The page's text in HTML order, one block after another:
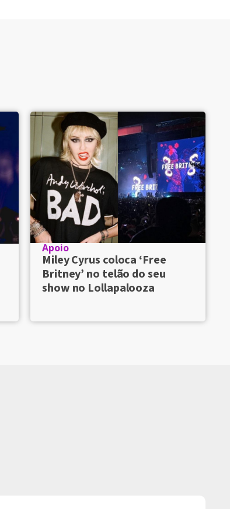
Apoio
Miley Cyrus coloca ‘Free
Britney’ no telão do seu
show no Lollapalooza